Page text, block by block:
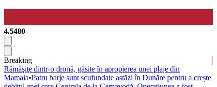
4.5480
Breaking
Rămăşiţe dintr-o dronă, găsite în apropierea unei plaje din
Mamaia•Patru barje sunt scufundate astăzi în Dunăre pentru a crește